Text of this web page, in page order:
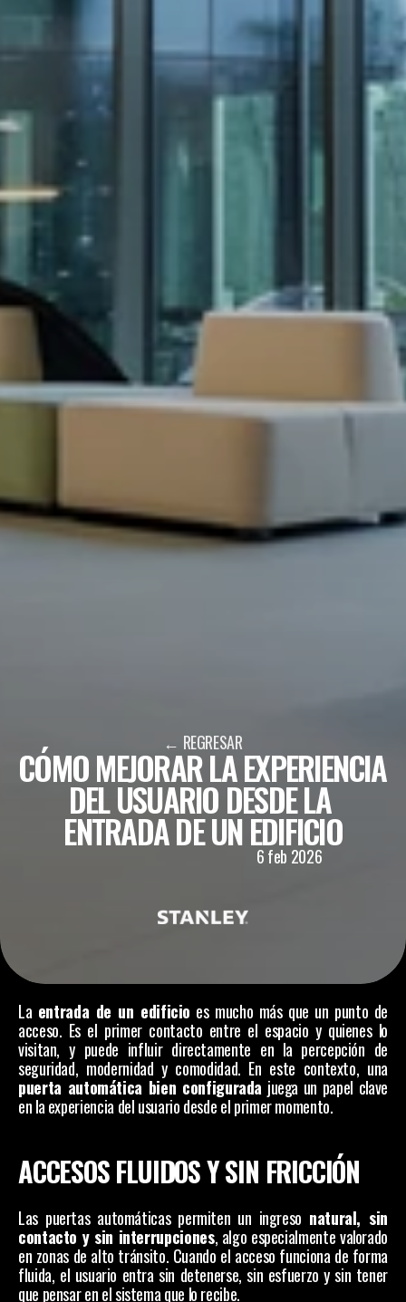
← REGRESAR
CÓMO MEJORAR LA EXPERIENCIA
DEL USUARIO DESDE LA
ENTRADA DE UN EDIFICIO
6 feb 2026
La entrada de un edificio es mucho más que un punto de
acceso. Es el primer contacto entre el espacio y quienes lo
visitan, y puede influir directamente en la percepción de
puerta automática bien configurada juega un papel clave
en la experiencia del usuario desde el primer momento.
ACCESOS FLUIDOS Y SIN FRICCIÓN
Las puertas automáticas permiten un ingreso natural, sin
contacto y sin interrupciones, algo especialmente valorado
en zonas de alto tránsito. Cuando el acceso funciona de forma
fluida, el usuario entra sin detenerse, sin esfuerzo y sin tener
que pensar en el sistema que lo recibe.